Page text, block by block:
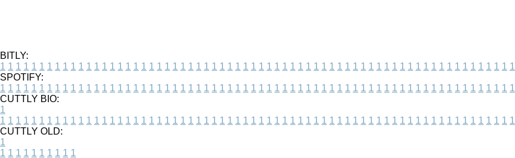
BITLY:
1 1 1 1 1 1 1 1 1 1 1 1 1 1 1 1 1 1 1 1 1 1 1 1 1 1 1 1 1 1 1 1 1 1 1 1 1 1 1 1 1 1 1 1 1 1 1 1 1 1 1 1 1 1 1 1 1 1 1 1 1 1 1 1 1 1
SPOTIFY:
1 1 1 1 1 1 1 1 1 1 1 1 1 1 1 1 1 1 1 1 1 1 1 1 1 1 1 1 1 1 1 1 1 1 1 1 1 1 1 1 1 1 1 1 1 1 1 1 1 1 1 1 1 1 1 1 1 1 1 1 1 1 1 1 1 1
CUTTLY BIO:
1
1 1 1 1 1 1 1 1 1 1 1 1 1 1 1 1 1 1 1 1 1 1 1 1 1 1 1 1 1 1 1 1 1 1 1 1 1 1 1 1 1 1 1 1 1 1 1 1 1 1 1 1 1 1 1 1 1 1 1 1 1 1 1 1 1 1
CUTTLY OLD:
1
1 1 1 1 1 1 1 1 1 1